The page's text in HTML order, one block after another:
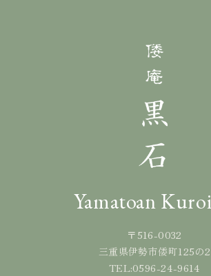
Yamatoan
〒516-0032
三重県伊勢市倭町125の2
TEL:0596-24-9614